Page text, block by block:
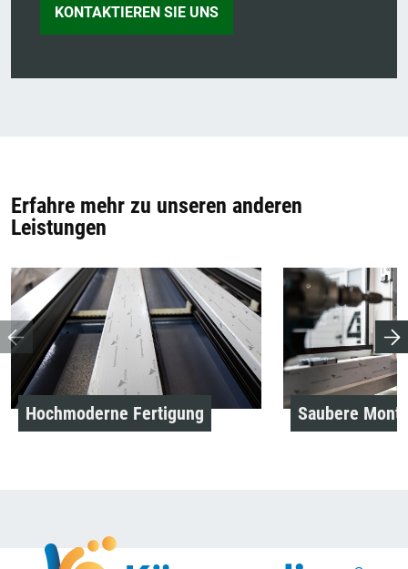
KONTAKTIEREN SIE UNS
Erfahre mehr zu unseren anderen
Leistungen
Hochmoderne Fertigung Saubere